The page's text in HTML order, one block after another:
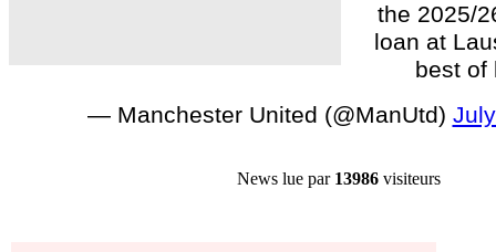
the 2025/
loan at
best of
— Manchester United (@ManUtd)
News lue par 13986 visiteurs